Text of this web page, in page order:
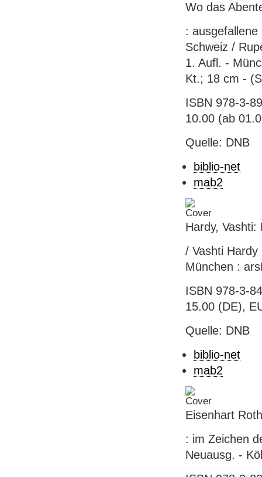
Wo das
:
Schweiz /
1. Aufl. -
Kt.; 18 cm -
ISBN 978-3-
10.00 (ab
Quelle: DNB
biblio-net
mab2
Hardy,
/ Vashti
München :
ISBN 978-3-
15.00 (DE),
Quelle: DNB
biblio-net
mab2
Eisenhart
: im Zeichen
Neuausg. -